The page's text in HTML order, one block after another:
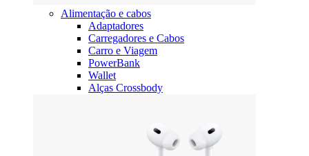
Alimentação e cabos
Adaptadores
Carregadores e Cabos
Carro e Viagem
PowerBank
Wallet
Alças Crossbody